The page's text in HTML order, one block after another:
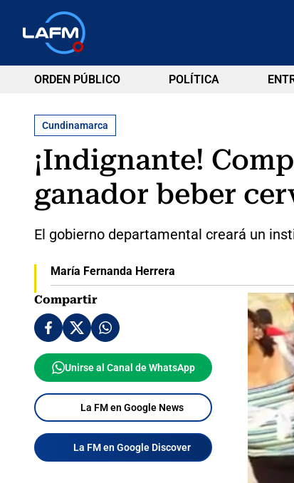
ORDEN PÚBLICO POLÍTICA
Cundinamarca
¡Indignante!
ganador beber
El gobierno departamental creará un
María Fernanda Herrera
Compartir
Unirse al Canal de WhatsApp
La FM en Google News
La FM en Google Discover